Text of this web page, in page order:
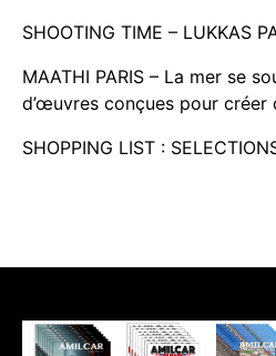
SHOOTING TIME – LUKKAS
MAATHI PARIS – La mer se
d’œuvres conçues pour créer
SHOPPING LIST :